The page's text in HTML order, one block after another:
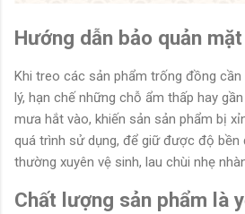
Hướng dẫn bảo quản
Khi treo các sản phẩm trống đồng
lý, hạn chế những chỗ ẩm thấp hay
mưa hắt vào, khiến sản sản phẩm bị
quá trình sử dụng, để giữ được độ bền
thường xuyên vệ sinh, lau chùi nhẹ
Chất lượng sản phẩm là